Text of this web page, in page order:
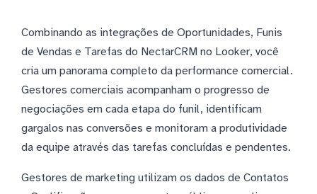
Combinando as integrações de Oportunidades, Funis
de Vendas e Tarefas do NectarCRM no Looker, você
cria um panorama completo da performance comercial.
Gestores comerciais acompanham o progresso de
negociações em cada etapa do funil, identificam
gargalos nas conversões e monitoram a produtividade
da equipe através das tarefas concluídas e pendentes.
Gestores de marketing utilizam os dados de Contatos